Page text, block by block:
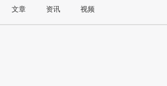
文章 资讯 视频